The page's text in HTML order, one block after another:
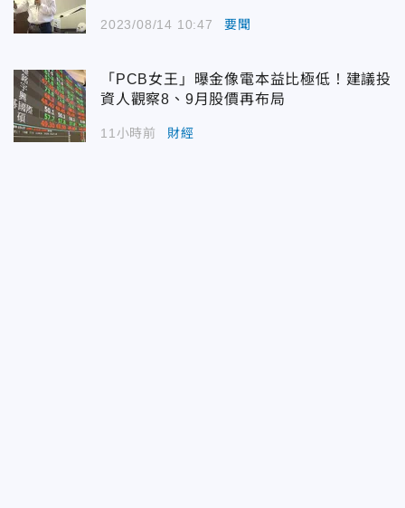
2023/08/14 10:47 要聞
「PCB女王」曝金像電本益比極低！建議投
資人觀察8、9月股價再布局
11小時前 財經